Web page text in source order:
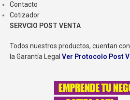
Contacto
Cotizador
SERVCIO POST VENTA
Todos nuestros productos, cuentan con
la Garantía Legal Ver Protocolo Post